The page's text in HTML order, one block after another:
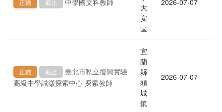
正職 截止 中學國文科教師
大
安
區
2026-07-07
正職 截止
臺北市私立復興實驗
高級中學誠徵探索中心 探索教師
宜
蘭
縣
頭
城
鎮
2026-07-07